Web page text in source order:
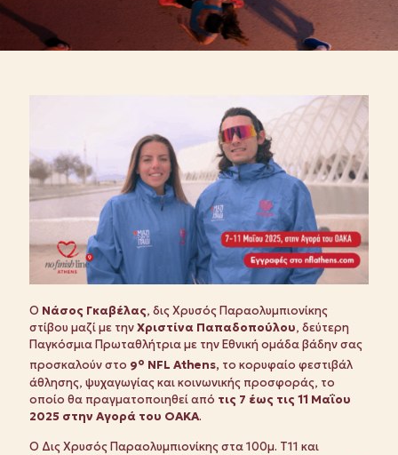
Ο Νάσος Γκαβέλας, δις Χρυσός Παραολυμπιονίκης
στίβου μαζί με τηνΧριστίνα Παπαδοπούλου, δεύτερη
Παγκόσμια Πρωταθλήτρια με την Εθνική ομάδα βάδην σας
προσκαλούν στο 9ο NFL Athens, το κορυφαίο φεστιβάλ
άθλησης, ψυχαγωγίας και κοινωνικής προσφοράς, το
οποίο θα πραγματοποιηθεί από τις 7 έως τις 11 Μαΐου
2025 στην Αγορά του ΟΑΚΑ.
O Δις Χρυσός Παραολυμπιονίκης στα 100μ. Τ11 και